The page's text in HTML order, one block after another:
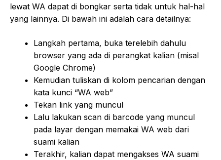
lewat WA dapat di bongkar serta tidak untuk hal-hal
yang lainnya. Di bawah ini adalah cara detailnya:
Langkah pertama, buka terelebih dahulu
browser yang ada di perangkat kalian (misal
Google Chrome)
Kemudian tuliskan di kolom pencarian dengan
kata kunci “WA web”
Tekan link yang muncul
Lalu lakukan scan di barcode yang muncul
pada layar dengan memakai WA web dari
suami kalian
Terakhir, kalian dapat mengakses WA suami